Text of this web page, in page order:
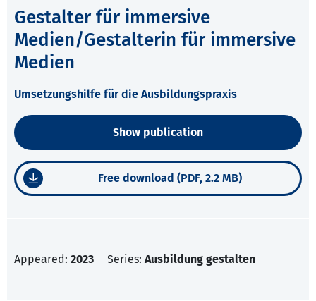
Gestalter für immersive
Medien/Gestalterin für immersive
Medien
Umsetzungshilfe für die Ausbildungspraxis
Show publication
Free download (PDF, 2.2 MB)
Appeared: 2023 Series: Ausbildung gestalten